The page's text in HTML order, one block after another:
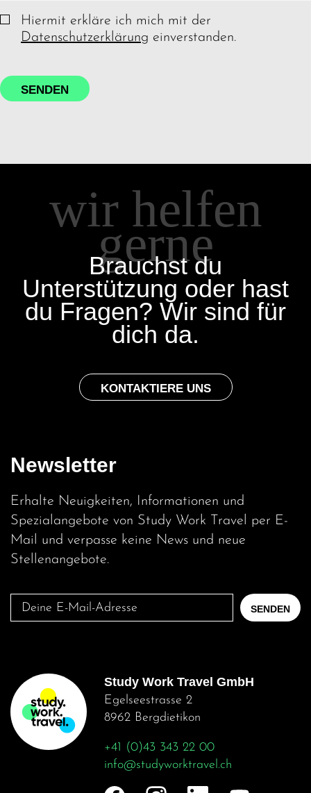
Hiermit erkläre ich mich mit der
Datenschutzerklärung einverstanden.
SENDEN
wir helfen
gerne
Brauchst du
Unterstützung oder hast
du Fragen? Wir sind für
dich da.
KONTAKTIERE UNS
Newsletter
Erhalte Neuigkeiten, Informationen und
Spezialangebote von Study Work Travel per E-
Mail und verpasse keine News und neue
Stellenangebote.
Deine
E-
SENDEN
Study Work Travel GmbH
Egelseestrasse 2
8962 Bergdietikon
+41 (0)43 343 22 00
info@studyworktravel.ch